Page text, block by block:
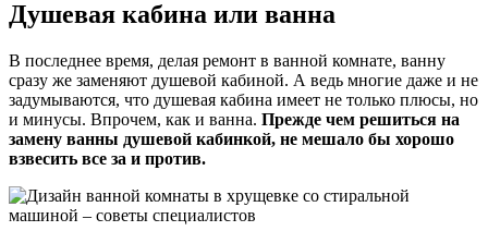
Душевая кабина или ванна
В последнее время, делая ремонт в ванной комнате, ванну
сразу же заменяют душевой кабиной. А ведь многие даже и не
задумываются, что душевая кабина имеет не только плюсы, но
и минусы. Впрочем, как и ванна. Прежде чем решиться на
замену ванны душевой кабинкой, не мешало бы хорошо
взвесить все за и против.